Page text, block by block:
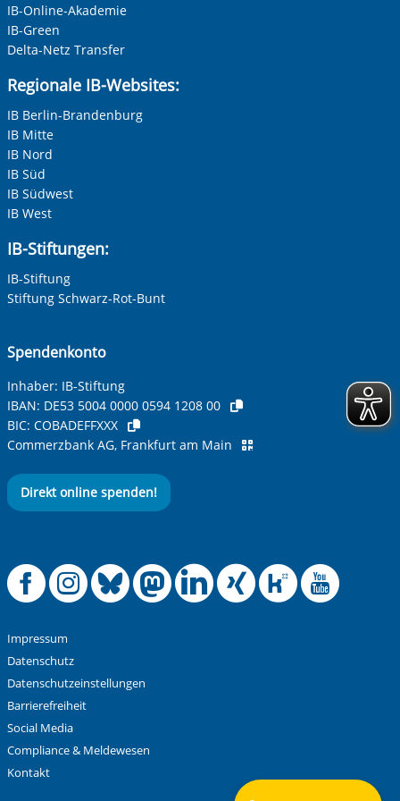
Unternehmen
Nachname, Vorname *
Adresse (PLZ, Ort, Strasse)
Ihre E-Mail-Adresse
Ihre Telefonnummer
Ihre Nachricht*
Anti-Roboter-Verifizierung
Alle Informationen zum Schutz der Daten sind sind in
IB-Online-Akademie
IB-Green
Delta-Netz Transfer
Regionale IB-Websites:
IB Berlin-Brandenburg
IB Mitte
IB Nord
IB Süd
IB Südwest
IB West
IB-Stiftungen:
IB-Stiftung
Stiftung Schwarz-Rot-Bunt
Spendenkonto
Inhaber: IB-Stiftung
IBAN: DE53 5004 0000 0594 1208 00
BIC: COBADEFFXXX
Commerzbank AG, Frankfurt am Main
Direkt online spenden!
Offizielle
Offizielle
Offizielle
Offizielle
Offizielle
Impressum
Datenschutz
Datenschutzeinstellungen
Barrierefreiheit
Social Media
Compliance & Meldewesen
Kontakt